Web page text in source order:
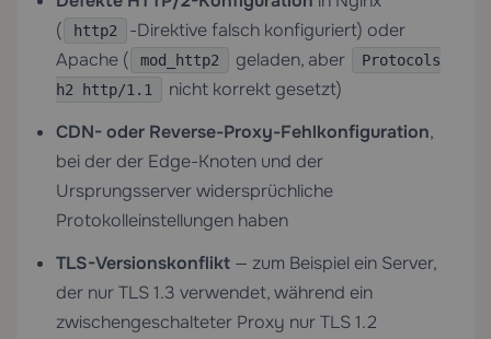
(
http2
-Direktive falsch konfiguriert) oder
Apache (
mod_http2 geladen, aber
Protocols
h2 http/1.1
nicht korrekt gesetzt)
CDN- oder Reverse-Proxy-Fehlkonfiguration,
bei der der Edge-Knoten und der
Ursprungsserver widersprüchliche
Protokolleinstellungen haben
TLS-Versionskonflikt — zum Beispiel ein Server,
der nur TLS 1.3 verwendet, während ein
zwischengeschalteter Proxy nur TLS 1.2